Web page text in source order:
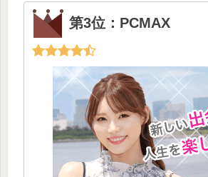
第3位：PCMAX